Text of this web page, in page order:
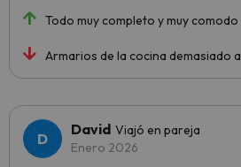
Todo muy completo y muy comodo
Armarios de la cocina demasiado
David Viajó en pareja
Enero 2026